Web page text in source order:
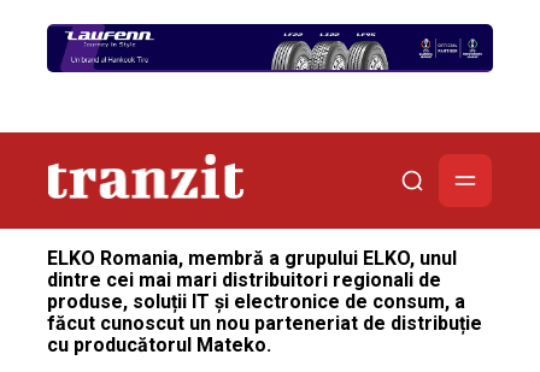
ELKO Romania, membră a grupului ELKO, unul
dintre cei mai mari distribuitori regionali de
produse, soluții IT și electronice de consum, a
făcut cunoscut un nou parteneriat de distribuție
cu producătorul Mateko.